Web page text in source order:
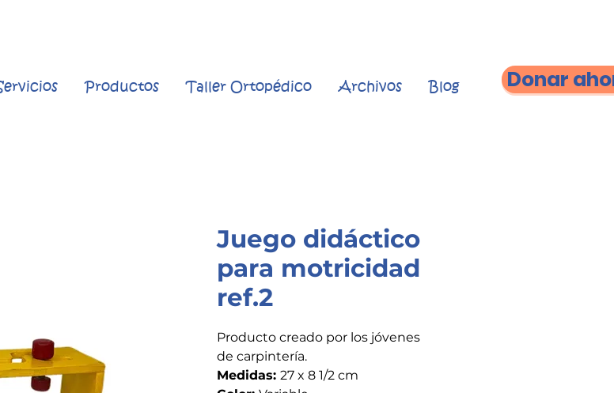
Productos Taller Ortopédico Archivos Blog Donar
Juego didáctico
para motricidad
ref.2
Producto creado por los jóvenes
de carpintería.
Medidas: 27 x 8 1/2 cm